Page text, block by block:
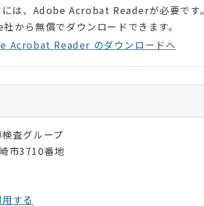
は、Adobe Acrobat Readerが必要です。
から無償でダウンロードできます。
Acrobat Reader のダウンロードへ
査グループ
市3710番地
する